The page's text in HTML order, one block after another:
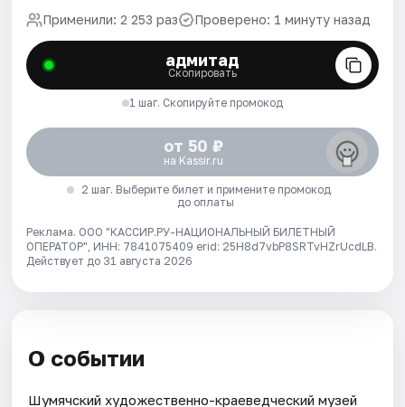
Применили: 2 253 раз Проверено: 1 минуту назад
адмитад
Скопировать
1 шаг. Скопируйте промокод
от 50 ₽
на Kassir.ru
2 шаг. Выберите билет и примените промокод
до оплаты
Реклама. ООО "КАССИР.РУ-НАЦИОНАЛЬНЫЙ БИЛЕТНЫЙ
ОПЕРАТОР", ИНН: 7841075409 erid: 25H8d7vbP8SRTvHZrUcdLB.
Действует до 31 августа 2026
О событии
Шумячский художественно-краеведческий музей